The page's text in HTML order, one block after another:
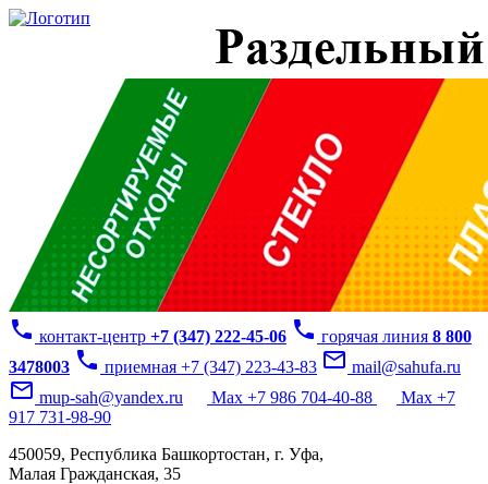
phone контакт-центр +7 (347) 222-45-06 phone горячая линия 8 800
3478003 phone приемная +7 (347) 223-43-83 mail_outline mail@sahufa.ru
mail_outline mup-sah@yandex.ru Max +7 986 704-40-88
Max +7
917 731-98-90
450059, Республика Башкортостан, г. Уфа,
Малая Гражданская, 35